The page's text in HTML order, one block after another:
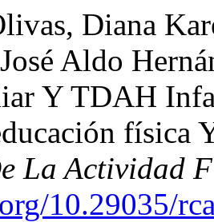
Diana
Aldo
Y TDAH
física
La Actividad
10.29035/